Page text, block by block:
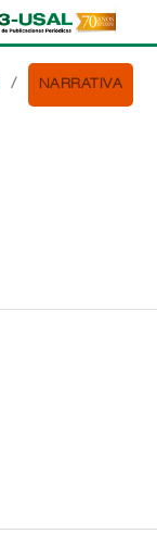
/ NARRATIVA